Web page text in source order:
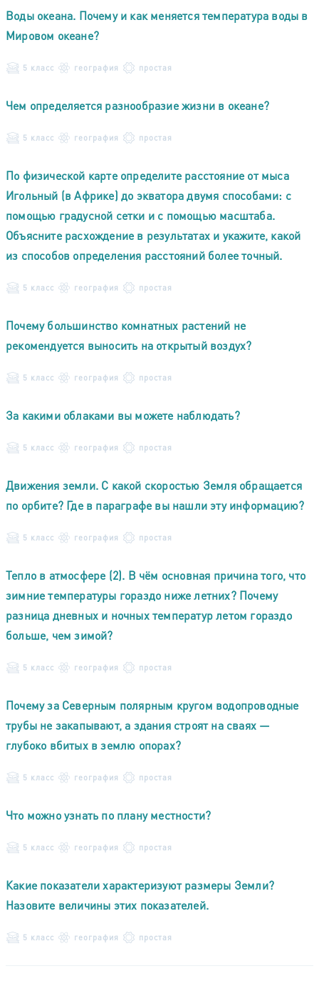
Воды океана. Почему и как меняется температура воды в
Мировом океане?
5 класс география простая
Чем определяется разнообразие жизни в океане?
5 класс география простая
По физической карте определите расстояние от мыса
Игольный (в Африке) до экватора двумя способами: с
помощью градусной сетки и с помощью масштаба.
Объясните расхождение в результатах и укажите, какой
из способов определения расстояний более точный.
5 класс география простая
Почему большинство комнатных растений не
рекомендуется выносить на открытый воздух?
5 класс география простая
За какими облаками вы можете наблюдать?
5 класс география простая
Движения земли. С какой скоростью Земля обращается
по орбите? Где в параграфе вы нашли эту информацию?
5 класс география простая
Тепло в атмосфере (2). В чём основная причина того, что
зимние температуры гораздо ниже летних? Почему
разница дневных и ночных температур летом гораздо
больше, чем зимой?
5 класс география простая
Почему за Северным полярным кругом водопроводные
трубы не закапывают, а здания строят на сваях —
глубоко вбитых в землю опорах?
5 класс география простая
Что можно узнать по плану местности?
5 класс география простая
Какие показатели характеризуют размеры Земли?
Назовите величины этих показателей.
5 класс география простая